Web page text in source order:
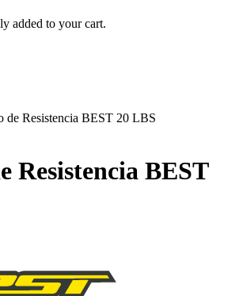
added to your cart.
de Resistencia BEST 20 LBS
Resistencia BEST